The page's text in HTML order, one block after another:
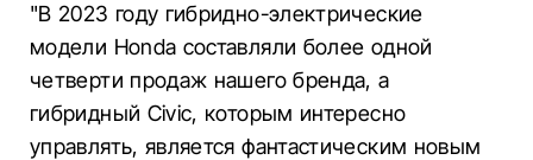
"В 2023 году гибридно-электрические
модели Honda составляли более одной
четверти продаж нашего бренда, а
гибридный Civic, которым интересно
управлять, является фантастическим новым